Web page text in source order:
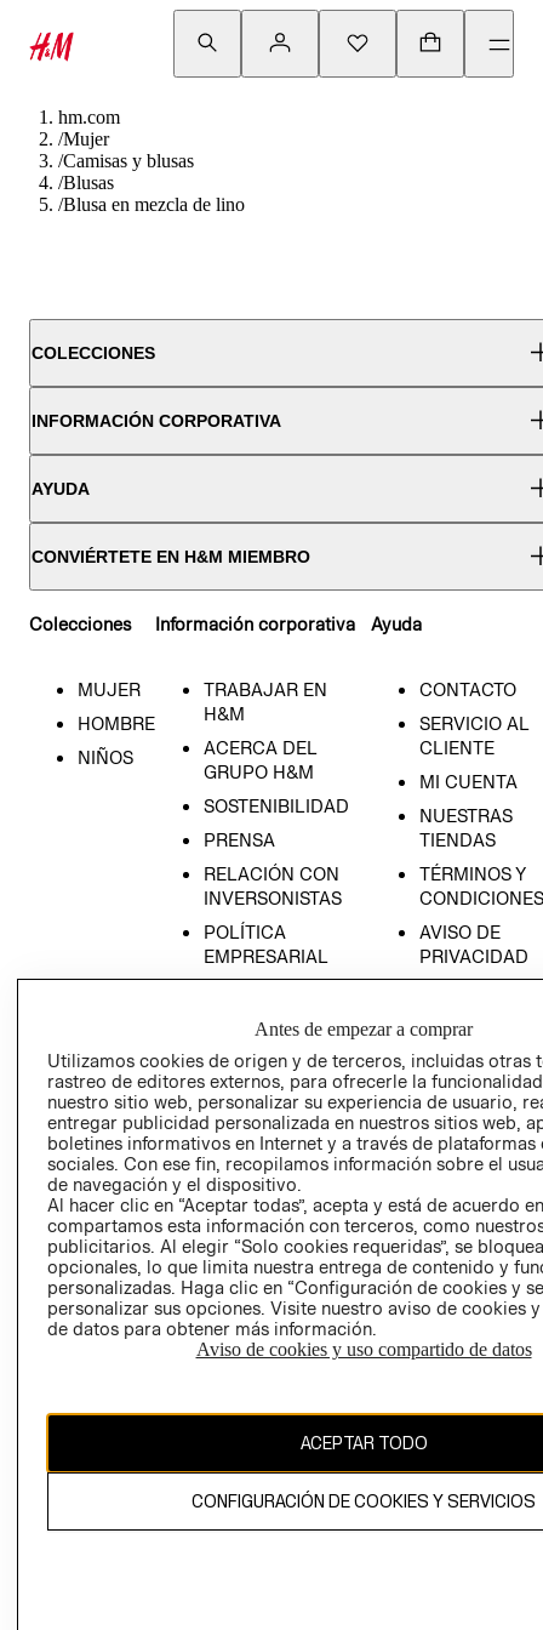
hm.com
/Mujer
/Camisas y blusas
/Blusas
/Blusa en mezcla de lino
COLECCIONES
INFORMACIÓN CORPORATIVA
AYUDA
CONVIÉRTETE EN H&M MIEMBRO
Colecciones
MUJER
HOMBRE
NIÑOS
Información corporativa
TRABAJAR EN
H&M
ACERCA DEL
GRUPO H&M
SOSTENIBILIDAD
PRENSA
RELACIÓN CON
INVERSONISTAS
POLÍTICA
EMPRESARIAL
Ayuda
CONTACTO
SERVICIO AL
CLIENTE
MI CUENTA
NUESTRAS
TIENDAS
TÉRMINOS Y
CONDICIONES
AVISO DE
PRIVACIDAD
AVISO DE
LIBRO DE
Ecuador ($)
CAMBIAR REGIÓN
propiedad de H&M Hennes & Mauritz AB.
Antes de empezar a comprar
Utilizamos cookies de origen y de terceros, incluidas otras
rastreo de editores externos, para ofrecerle la
nuestro sitio web, personalizar su experiencia de usuario,
entregar publicidad personalizada en nuestros sitios web,
boletines informativos en Internet y a través de plataformas
sociales. Con ese fin, recopilamos información sobre el
de navegación y el dispositivo.
Al hacer clic en “Aceptar todas”, acepta y está de acuerdo
compartamos esta información con terceros, como
publicitarios. Al elegir “Solo cookies requeridas”, se
opcionales, lo que limita nuestra entrega de contenido y
personalizadas. Haga clic en “Configuración de cookies y
personalizar sus opciones. Visite nuestro aviso de cookies
de datos para obtener más información.
Aviso de cookies y uso compartido de datos
ACEPTAR TODO
CONFIGURACIÓN DE COOKIES Y SERVICIOS